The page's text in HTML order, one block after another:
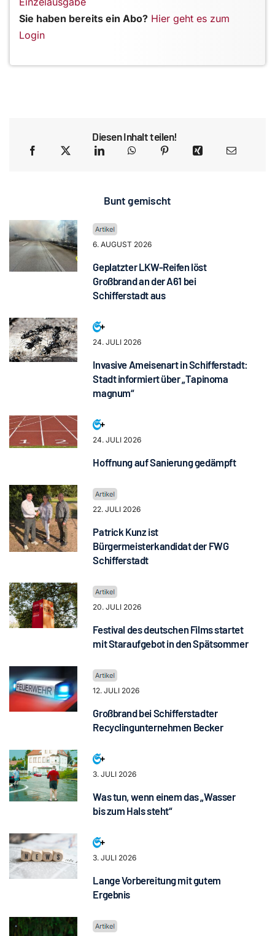
Sie haben bereits ein Abo? Hier geht es zum
Login
Diesen Inhalt teilen!
Bunt gemischt
6. AUGUST 2026
Geplatzter LKW-Reifen löst
Großbrand an der A61 bei
Schifferstadt aus
24. JULI 2026
Invasive Ameisenart in Schifferstadt:
Stadt informiert über „Tapinoma
magnum“
24. JULI 2026
Hoffnung auf Sanierung gedämpft
22. JULI 2026
Patrick Kunz ist
Bürgermeisterkandidat der FWG
Schifferstadt
20. JULI 2026
Festival des deutschen Films startet
mit Staraufgebot in den Spätsommer
12. JULI 2026
Großbrand bei Schifferstadter
Recyclingunternehmen Becker
3. JULI 2026
Was tun, wenn einem das „Wasser
bis zum Hals steht“
3. JULI 2026
Lange Vorbereitung mit gutem
Ergebnis